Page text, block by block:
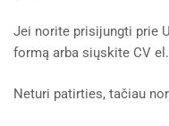
Jei norite prisijungti prie
formą arba siųskite CV
Neturi patirties, tačiau